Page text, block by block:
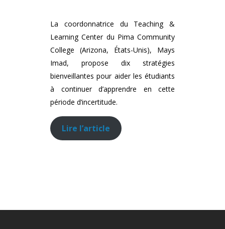
La coordonnatrice du Teaching &
Learning Center du Pima Community
College (Arizona, États-Unis), Mays
Imad, propose dix stratégies
bienveillantes pour aider les étudiants
à continuer d’apprendre en cette
période d’incertitude.
Lire l’article